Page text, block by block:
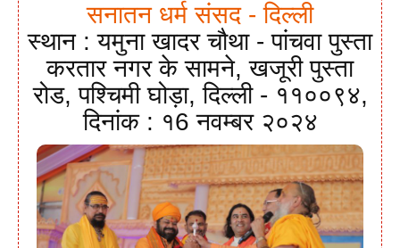
सनातन धर्म संसद - दिल्ली
स्थान : यमुना खादर चौथा - पांचवा पुस्ता
करतार नगर के सामने, खजूरी पुस्ता
रोड, पश्चिमी घोड़ा, दिल्ली - ११००९४,
दिनांक : १6 नवम्बर २०२४